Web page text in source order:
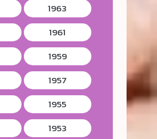
1963
1961
1959
1957
1955
1953